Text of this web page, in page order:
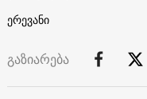
ერევანი
გაზიარება